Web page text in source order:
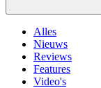
Alles
Nieuws
Reviews
Features
Video's